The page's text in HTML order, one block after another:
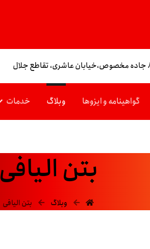
گواهینامه و ایزوها وبلاگ خدمات
بتن الیافی
وبلاگ بتن الیافی